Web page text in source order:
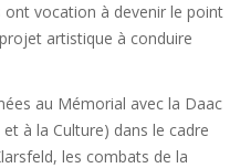
ont vocation à devenir le point
artistique à conduire
au Mémorial avec la Daac
à la Culture) dans le cadre
les combats de la